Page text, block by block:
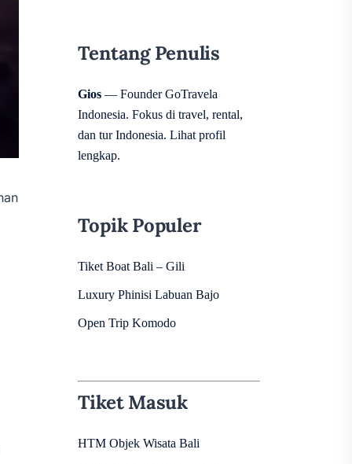
Tentang Penulis
Gios— Founder GoTravela
Indonesia. Fokus di travel, rental,
dan tur Indonesia. Lihat profil
lengkap.
Topik Populer
Tiket Boat Bali – Gili
Luxury Phinisi Labuan Bajo
Open Trip Komodo
Tiket Masuk
HTM Objek Wisata Bali